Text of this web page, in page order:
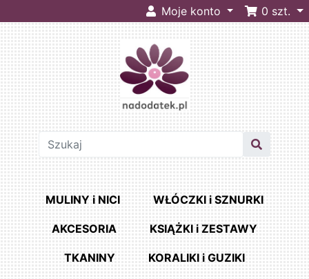
Moje konto 0 szt.
MULINY i NICI WŁÓCZKI i SZNURKI
AKCESORIA KSIĄŻKI i ZESTAWY
TKANINY KORALIKI i GUZIKI